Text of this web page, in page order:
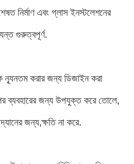
নির্মাণ এবং গ্লাস ইনস্টলেশনের
গুরুত্বপূর্ণ.
ন্যূনতম করার জন্য ডিজাইন করা
ব্যবহারের জন্য উপযুক্ত করে তোলে,
জন্য,ক্ষতি না করে.